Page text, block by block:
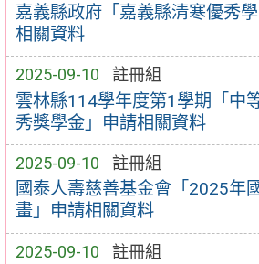
嘉義縣政府「嘉義縣清寒優秀
相關資料
2025-09-10 註冊組
雲林縣114學年度第1學期「中
秀獎學金」申請相關資料
2025-09-10 註冊組
國泰人壽慈善基金會「2025年
畫」申請相關資料
2025-09-10 註冊組